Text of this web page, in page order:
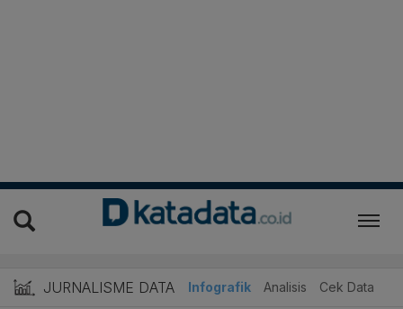
JURNALISME DATA Infografik Analisis Cek Data